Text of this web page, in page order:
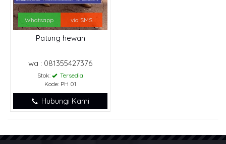
Whatsapp via SMS
Patung hewan
wa : 081355427376
Stok:
Tersedia
Kode: PH 01
Hubungi Kami